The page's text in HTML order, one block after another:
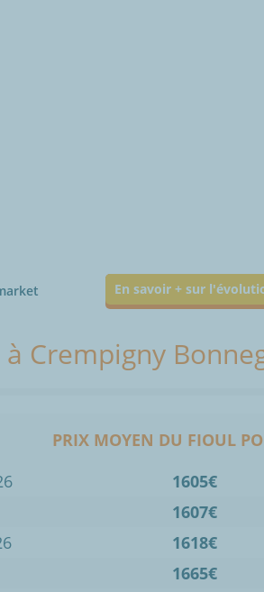
En savoir + sur
Crempigny
PRIX MOYEN DU FIOUL
1605€
1607€
1618€
1665€